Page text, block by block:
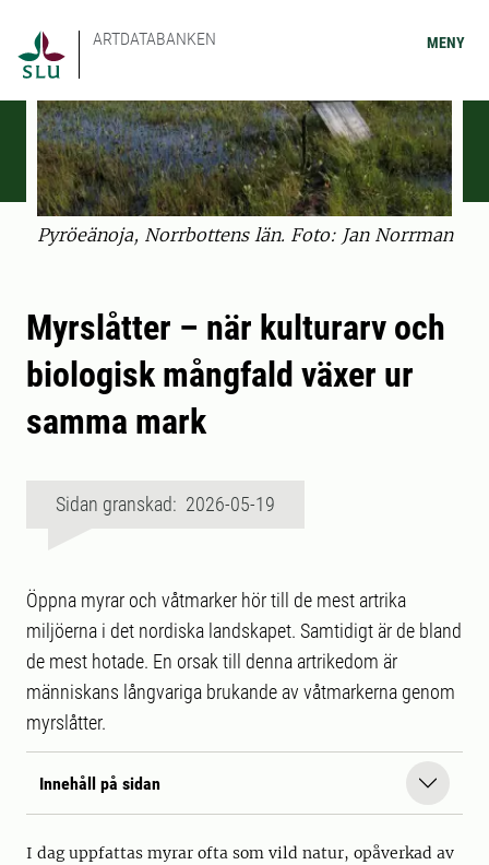
ARTDATABANKEN MENY
Pyröeänoja, Norrbottens län. Foto: Jan Norrman
Myrslåtter – när kulturarv och
biologisk mångfald växer ur
samma mark
Sidan granskad: 2026-05-19
Öppna myrar och våtmarker hör till de mest artrika
miljöerna i det nordiska landskapet. Samtidigt är de bland
de mest hotade. En orsak till denna artrikedom är
människans långvariga brukande av våtmarkerna genom
myrslåtter.
Innehåll på sidan
I dag uppfattas myrar ofta som vild natur, opåverkad av